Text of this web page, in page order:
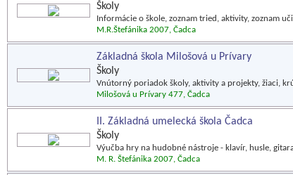
Školy
Informácie o škole, zoznam tried, aktivity, zoznam
M.R.Štefánika 2007, Čadca
Základná škola Milošová u Prívary
Školy
Vnútorný poriadok školy, aktivity a projekty, žiaci,
Milošová u Prívary 477, Čadca
II. Základná umelecká škola Čadca
Školy
Výučba hry na hudobné nástroje - klavír, husle,
M. R. Štefánika 2007, Čadca